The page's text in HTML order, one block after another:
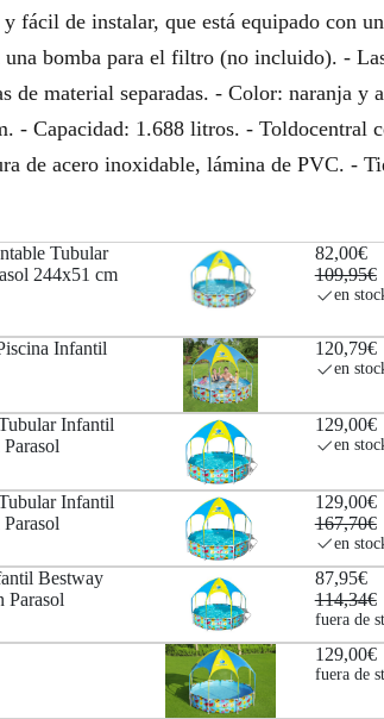
fácil de instalar, que está equipado con
una bomba para el filtro (no incluido). -
de material separadas. - Color: naranja y
- Capacidad: 1.688 litros. - Toldocentral
de acero inoxidable, lámina de PVC. -
Tubular
244x51 cm
82,00€
109,95€
en
Infantil
120,79€
en
Infantil
129,00€
en
Infantil
129,00€
167,70€
en
Bestway
Parasol
87,95€
114,34€
fuera de
129,00€
fuera de